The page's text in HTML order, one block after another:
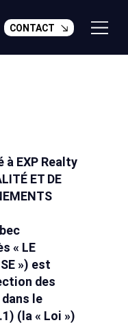
CONTACT
EXP Realty
ET DE
« LE
») est
des
le
(la « Loi »)